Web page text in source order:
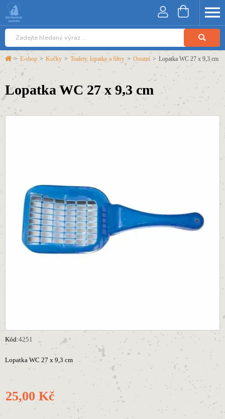
> E-shop > Kočky > Toalety, lopatky a filtry > Ostatní > Lopatka WC 27 x 9,3 cm
Lopatka WC 27 x 9,3 cm
Kód:4251
Lopatka WC 27 x 9,3 cm
25,00 Kč